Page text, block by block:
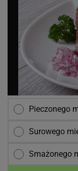
Pieczonego
Surowego
Smażonego